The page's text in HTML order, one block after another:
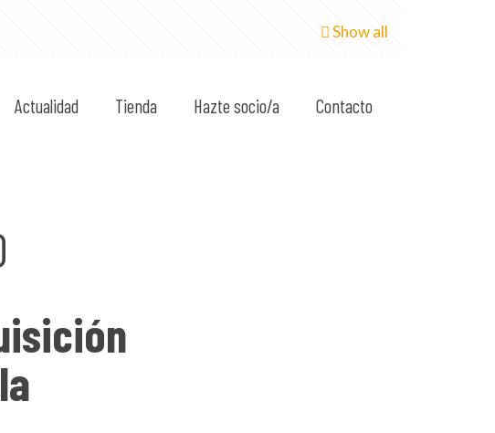
Actualidad Tienda Hazte socio/a Contacto
Show all